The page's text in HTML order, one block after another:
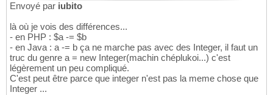
Envoyé par iubito
là où je vois des différences...
- en PHP : $a -= $b
- en Java : a -= b ça ne marche pas avec des Integer, il faut un
truc du genre a = new Integer(machin chéplukoi...) c'est
légèrement un peu compliqué.
C'est peut être parce que integer n'est pas la meme chose que
Integer ...